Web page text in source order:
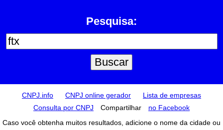
Pesquisa:
CNPJ.info CNPJ online gerador
Lista de empresas
Consulta por CNPJ
Compartilhar
no Facebook
Caso você obtenha muitos resultados, adicione o nome da cidade ou